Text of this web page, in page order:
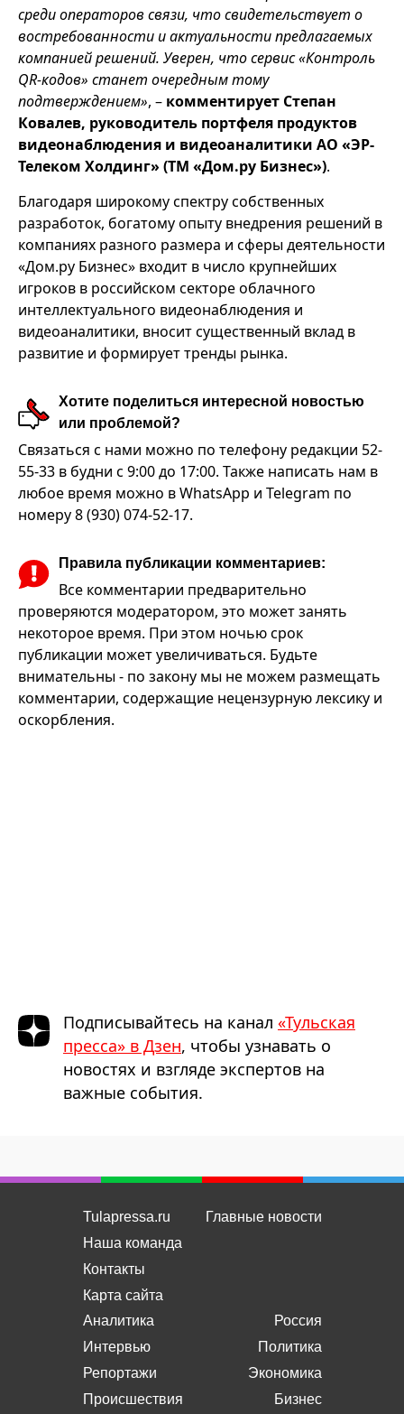
среди операторов связи, что свидетельствует о
востребованности и актуальности предлагаемых
компанией решений. Уверен, что сервис «Контроль
QR-кодов» станет очередным тому
подтверждением», – комментирует Степан
Ковалев, руководитель портфеля продуктов
видеонаблюдения и видеоаналитики АО «ЭР-
Телеком Холдинг» (ТМ «Дом.ру Бизнес»).
Благодаря широкому спектру собственных
разработок, богатому опыту внедрения решений в
компаниях разного размера и сферы деятельности
«Дом.ру Бизнес» входит в число крупнейших
игроков в российском секторе облачного
интеллектуального видеонаблюдения и
видеоаналитики, вносит существенный вклад в
развитие и формирует тренды рынка.
Хотите поделиться интересной новостью
или проблемой?
Связаться с нами можно по телефону редакции 52-
55-33 в будни с 9:00 до 17:00. Также написать нам в
любое время можно в WhatsApp и Telegram по
номеру 8 (930) 074-52-17.
Правила публикации комментариев:
Все комментарии предварительно
проверяются модератором, это может занять
некоторое время. При этом ночью срок
публикации может увеличиваться. Будьте
внимательны - по закону мы не можем размещать
комментарии, содержащие нецензурную лексику и
оскорбления.
Подписывайтесь на канал «Тульская
пресса» в Дзен, чтобы узнавать о
новостях и взгляде экспертов на
важные события.
Tulapressa.ru
Наша команда
Контакты
Карта сайта
Главные новости
Аналитика
Интервью
Репортажи
Происшествия
Россия
Политика
Экономика
Бизнес